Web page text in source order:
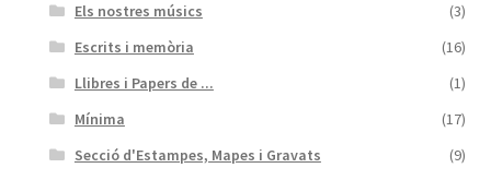
Els nostres músics
(3)
Escrits i memòria
(16)
Llibres i Papers de ...
(1)
Mínima
(17)
Secció d'Estampes, Mapes i Gravats
(9)